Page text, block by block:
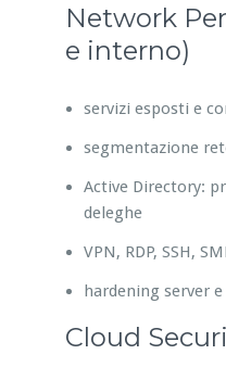
Network
e interno)
servizi esposti e
segmentazione
Active Directory:
deleghe
VPN, RDP, SSH,
hardening server
Cloud